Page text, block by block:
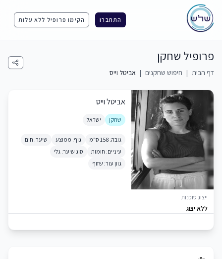
התחברו הקימו פרופיל ללא עלות
פרופיל שחקן
דף הבית | חיפוש שחקנים | אביטל וייס
ייצוג סוכנות
ללא יצוג
אביטל וייס
שחקן ישראל
גובה: 158 ס״מ גוף: ממוצע
שיער: חום
עיניים: חומות
סוג שיער: גלי
גוון עור: שזוף